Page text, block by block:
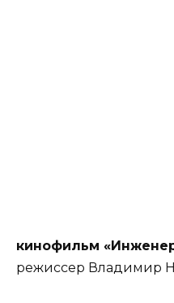
кинофильм
режиссер Владимир